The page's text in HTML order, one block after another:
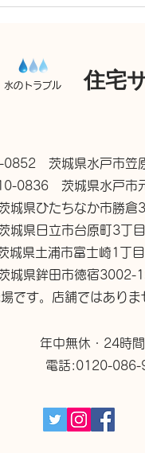
住宅
水のトラブル
0852 茨城県水戸市笠
0836 茨城県水戸市
県ひたちなか市勝倉
県日立市台原町3丁
県土浦市富士崎1丁
県鉾田市徳宿3002-
です。店舗ではありま
年中無休・24時
電話:0120-086-